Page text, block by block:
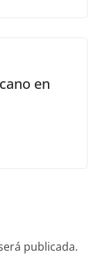
en
publicada.